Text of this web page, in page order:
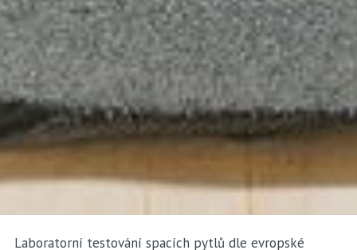
Laboratorní testování spacích pytlů dle evropské